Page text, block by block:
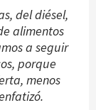
del diésel,
alimentos
a seguir
porque
menos